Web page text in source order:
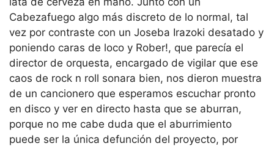
Cabezafuego algo más discreto de lo normal, tal
vez por contraste con un Joseba Irazoki desatado y
poniendo caras de loco y Rober!, que parecía el
director de orquesta, encargado de vigilar que ese
caos de rock n roll sonara bien, nos dieron muestra
de un cancionero que esperamos escuchar pronto
en disco y ver en directo hasta que se aburran,
porque no me cabe duda que el aburrimiento
puede ser la única defunción del proyecto, por